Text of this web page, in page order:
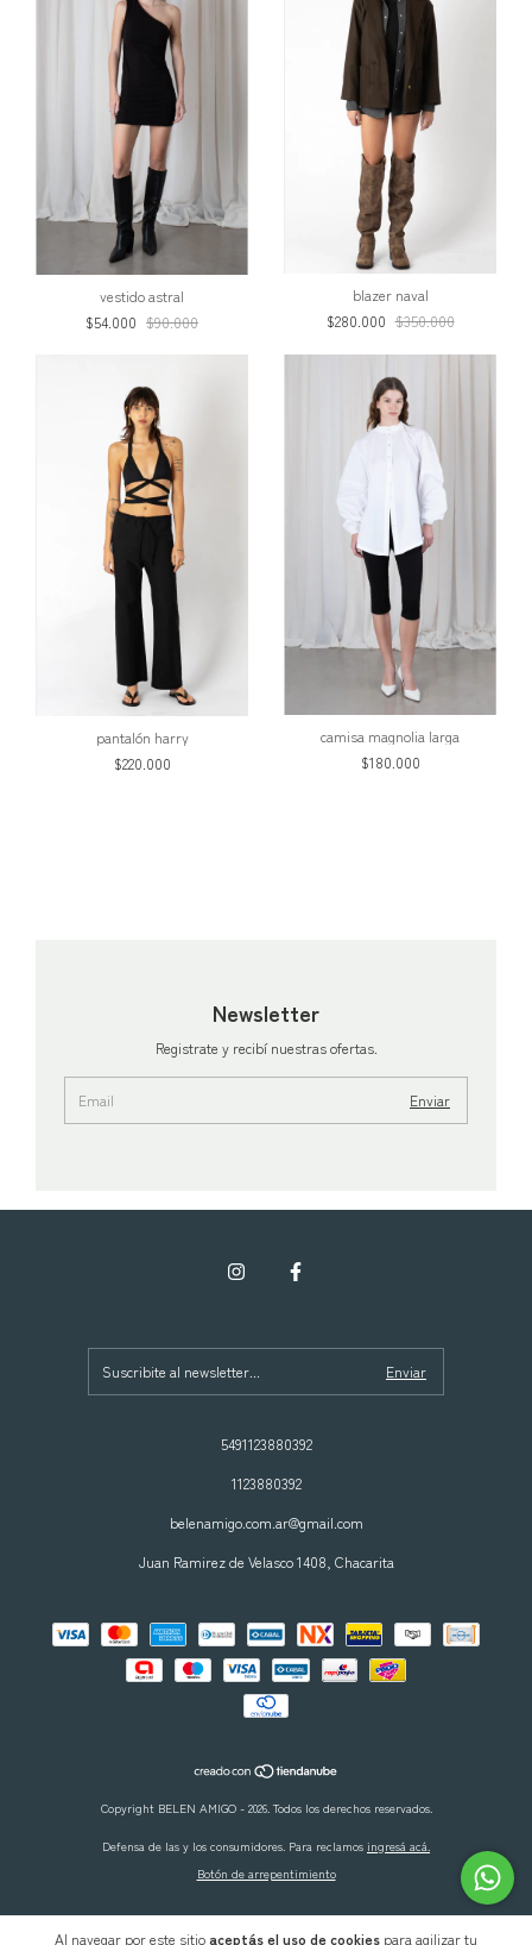
Al navegar por este sitioaceptás el uso de cookies para agilizar tu
vestido astral
$54.000 $90.000
blazer naval
$280.000 $350.000
pantalón harry
$220.000
camisa magnolia larga
$180.000
Newsletter
Registrate y recibí nuestras ofertas.
5491123880392
1123880392
belenamigo.com.ar@gmail.com
Juan Ramirez de Velasco 1408, Chacarita
Copyright BELEN AMIGO - 2026. Todos los derechos reservados.
Defensa de las y los consumidores. Para reclamos ingresá acá.
Botón de arrepentimiento